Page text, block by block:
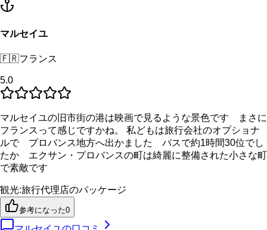
マルセイユ
🇫🇷フランス
5.0
マルセイユの旧市街の港は映画で見るような景色です まさに
フランスって感じですかね。 私どもは旅行会社のオプショナ
ルで プロバンス地方へ出かました バスで約1時間30位でし
たか エクサン・プロバンスの町は綺麗に整備された小さな町
で素敵です
観光:旅行代理店のパッケージ
参考になった0